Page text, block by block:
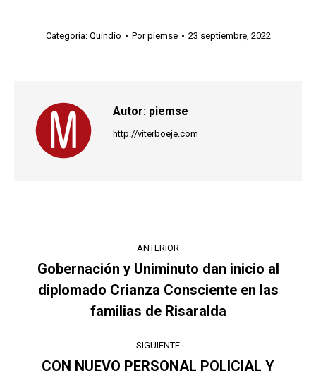
Categoría: Quindío Porpiemse 23 septiembre, 2022
Autor: piemse
http://viterboeje.com
Navegación
entre
publicaciones
ANTERIOR
Publicación
anterior:
Gobernación y Uniminuto dan inicio al
diplomado Crianza Consciente en las
familias de Risaralda
SIGUIENTE
CON NUEVO PERSONAL POLICIAL Y